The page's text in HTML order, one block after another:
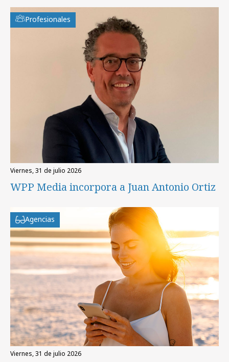
Profesionales
viernes, 31 de julio 2026
WPP Media incorpora a Juan Antonio Ortiz
Agencias
viernes, 31 de julio 2026